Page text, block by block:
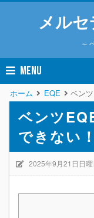
メル
～
MENU
ホーム EQE ベン
ベンツ
できない
2025年9月21日日曜